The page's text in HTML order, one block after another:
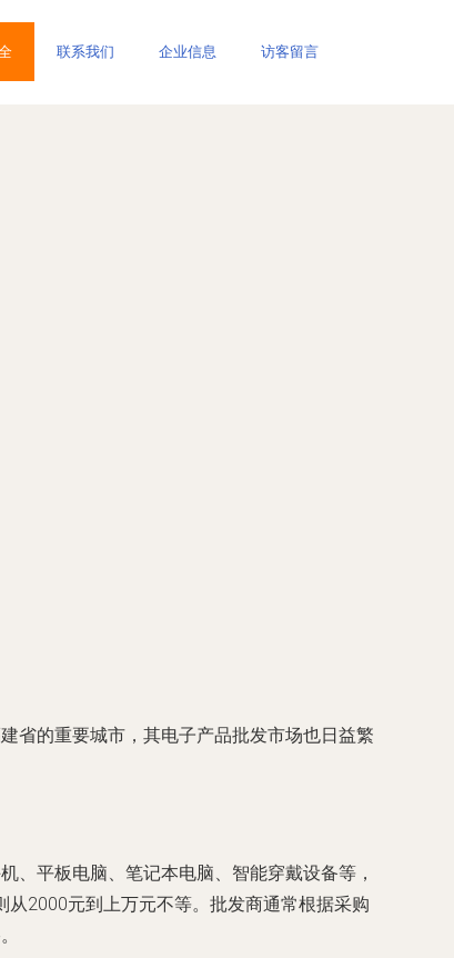
联系我们 企业信息 访客留言
省的重要城市，其电子产品批发市场也日益繁
、平板电脑、笔记本电脑、智能穿戴设备等，
2000元到上万元不等。批发商通常根据采购